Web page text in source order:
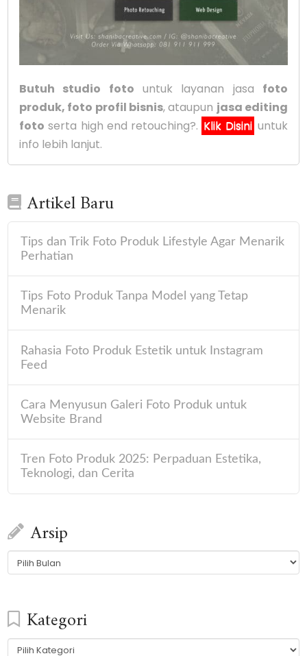
Butuh studio foto untuk layanan jasa foto
produk, foto profil bisnis, ataupun jasa editing
foto serta high end retouching?. Klik Disini untuk
info lebih lanjut.
Artikel Baru
Tips dan Trik Foto Produk Lifestyle Agar Menarik
Perhatian
Tips Foto Produk Tanpa Model yang Tetap
Menarik
Rahasia Foto Produk Estetik untuk Instagram
Feed
Cara Menyusun Galeri Foto Produk untuk
Website Brand
Tren Foto Produk 2025: Perpaduan Estetika,
Teknologi, dan Cerita
Arsip
Arsip
Kategori
Kategori